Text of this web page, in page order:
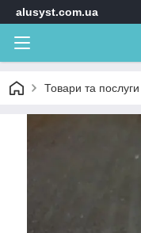
alusyst.com.ua
Товари та послуги